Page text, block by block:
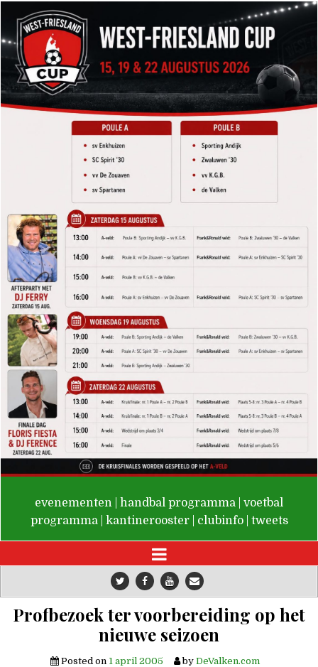
De Valken
evenementen handbal programma
voetbal
programma
kantinerooster clubinfo tweets
Profbezoek ter voorbereiding op het
nieuwe seizoen
Posted on 1 april 2005 by DeValken.com